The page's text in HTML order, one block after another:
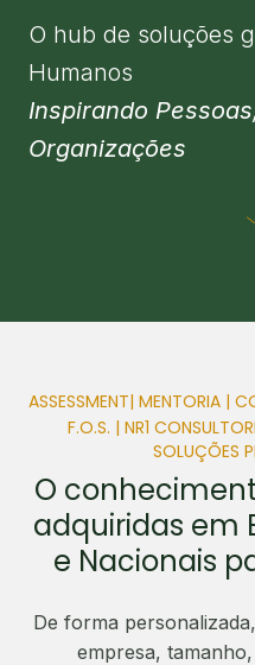
O hub de soluções
Humanos
Inspirando
Organizações
ASSESSMENT| MENTORIA |
F.O.S. | NR1
SOLUÇÕES
O
adquiridas em
e Nacionais
De forma
empresa,